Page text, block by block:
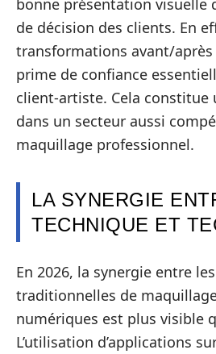
bonne présentation visuelle
de décision des clients. En
transformations avant/
prime de confiance
client-artiste. Cela constitue
dans un secteur aussi
maquillage professionnel.
LA SYNERGIE
TECHNIQUE ET
En 2026, la synergie entre
traditionnelles de
numériques est plus visible
L’utilisation d’applications